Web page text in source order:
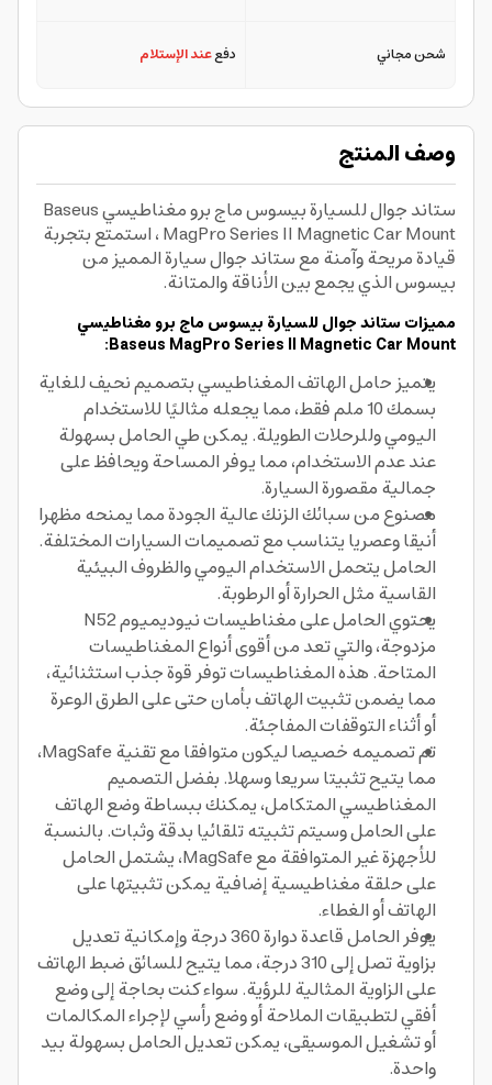
شحن مجاني دفععند الإستلام
وصف المنتج
ستاند جوال للسيارة بيسوس ماج برو مغناطيسي Baseus
MagPro Series II Magnetic Car Mount ، استمتع بتجربة
قيادة مريحة وآمنة مع ستاند جوال سيارة المميز من
بيسوس الذي يجمع بين الأناقة والمتانة.
مميزات ستاند جوال للسيارة بيسوس ماج برو مغناطيسي
Baseus MagPro Series II Magnetic Car Mount:
يتميز حامل الهاتف المغناطيسي بتصميم نحيف للغاية
بسمك 10 ملم فقط، مما يجعله مثاليًا للاستخدام
اليومي وللرحلات الطويلة. يمكن طي الحامل بسهولة
عند عدم الاستخدام، مما يوفر المساحة ويحافظ على
جمالية مقصورة السيارة.
مصنوع من سبائك الزنك عالية الجودة مما يمنحه مظهرا
أنيقا وعصريا يتناسب مع تصميمات السيارات المختلفة.
الحامل يتحمل الاستخدام اليومي والظروف البيئية
القاسية مثل الحرارة أو الرطوبة.
يحتوي الحامل على مغناطيسات نيوديميوم N52
مزدوجة، والتي تعد من أقوى أنواع المغناطيسات
المتاحة. هذه المغناطيسات توفر قوة جذب استثنائية،
مما يضمن تثبيت الهاتف بأمان حتى على الطرق الوعرة
أو أثناء التوقفات المفاجئة.
تم تصميمه خصيصا ليكون متوافقا مع تقنية MagSafe،
مما يتيح تثبيتا سريعا وسهلا. بفضل التصميم
المغناطيسي المتكامل، يمكنك ببساطة وضع الهاتف
على الحامل وسيتم تثبيته تلقائيا بدقة وثبات. بالنسبة
للأجهزة غير المتوافقة مع MagSafe، يشتمل الحامل
على حلقة مغناطيسية إضافية يمكن تثبيتها على
الهاتف أو الغطاء.
يوفر الحامل قاعدة دوارة 360 درجة وإمكانية تعديل
بزاوية تصل إلى 310 درجة، مما يتيح للسائق ضبط الهاتف
على الزاوية المثالية للرؤية. سواء كنت بحاجة إلى وضع
أفقي لتطبيقات الملاحة أو وضع رأسي لإجراء المكالمات
أو تشغيل الموسيقى، يمكن تعديل الحامل بسهولة بيد
واحدة.